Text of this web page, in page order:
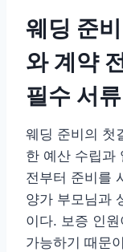
웨딩 준
와 계약
필수 서류
웨딩 준비의 첫
한 예산 수립과
전부터 준비를
양가 부모님과
이다. 보증 인
가능하기 때문